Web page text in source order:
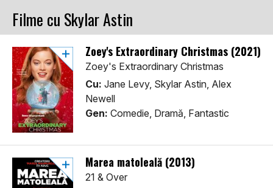
Filme cu Skylar Astin
Zoey's Extraordinary Christmas (2021)
Zoey's Extraordinary Christmas
Cu: Jane Levy, Skylar Astin, Alex
Newell
Gen: Comedie, Dramă, Fantastic
Marea matoleală (2013)
21 & Over